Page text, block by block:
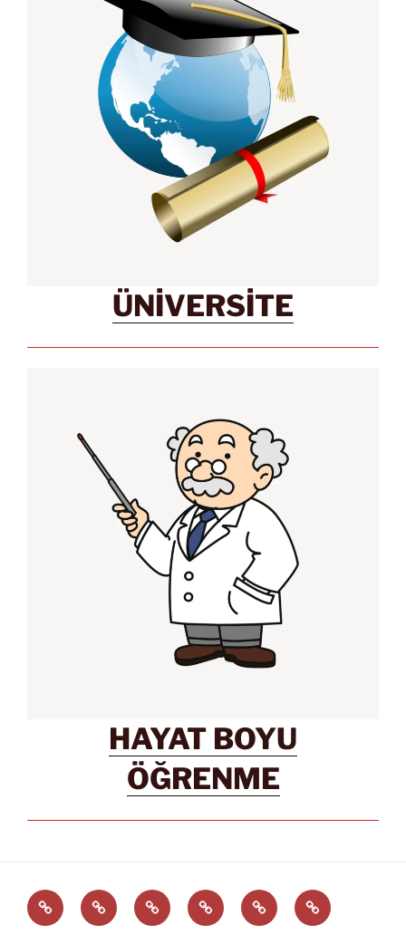
ÜNİVERSİTE
HAYAT BOYU
ÖĞRENME
Türkçe English Svenskaالعربية
中
文
EĞİTİM
ARAÇLARI